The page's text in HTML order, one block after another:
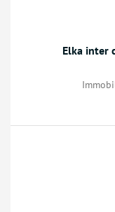
Elka inter